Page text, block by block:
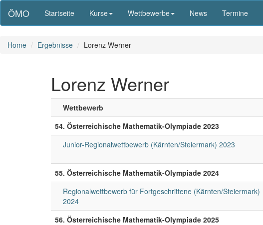
ÖMO Startseite Kurse Wettbewerbe News Termine
Home Ergebnisse Lorenz Werner
Lorenz Werner
Wettbewerb
54. Österreichische Mathematik-Olympiade 2023
Junior-Regionalwettbewerb (Kärnten/Steiermark) 2023
55. Österreichische Mathematik-Olympiade 2024
Regionalwettbewerb für Fortgeschrittene (Kärnten/Steiermark)
2024
56. Österreichische Mathematik-Olympiade 2025